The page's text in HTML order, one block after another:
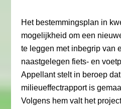
Het bestemmingsplan in
mogelijkheid om een
te leggen met inbegrip van
naastgelegen fiets- en
Appellant stelt in beroep
milieueffectrapport is
Volgens hem valt het